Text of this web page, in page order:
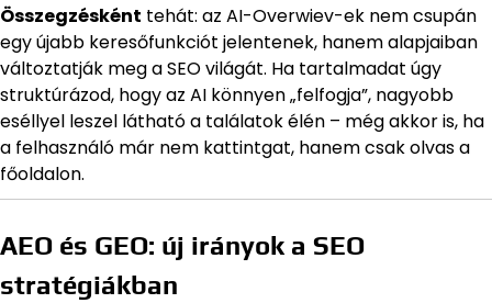
Összegzésként tehát: az AI-Overwiev-ek nem csupán
egy újabb keresőfunkciót jelentenek, hanem alapjaiban
változtatják meg a SEO világát. Ha tartalmadat úgy
struktúrázod, hogy az AI könnyen „felfogja”, nagyobb
eséllyel leszel látható a találatok élén – még akkor is, ha
a felhasználó már nem kattintgat, hanem csak olvas a
főoldalon.
AEO és GEO: új irányok a SEO
stratégiákban